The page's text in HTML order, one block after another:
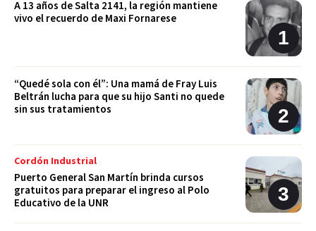
A 13 años de Salta 2141, la región mantiene
vivo el recuerdo de Maxi Fornarese
“Quedé sola con él”: Una mamá de Fray Luis
Beltrán lucha para que su hijo Santi no quede
sin sus tratamientos
Cordón Industrial
Puerto General San Martín brinda cursos
gratuitos para preparar el ingreso al Polo
Educativo de la UNR